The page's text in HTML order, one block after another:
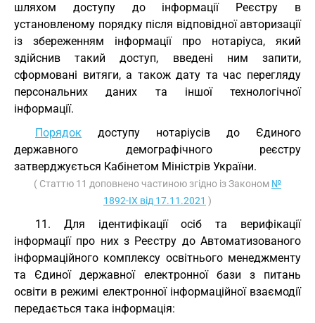
шляхом доступу до інформації Реєстру в
установленому порядку після відповідної авторизації
із збереженням інформації про нотаріуса, який
здійснив такий доступ, введені ним запити,
сформовані витяги, а також дату та час перегляду
персональних даних та іншої технологічної
інформації.
Порядок доступу нотаріусів до Єдиного
державного демографічного реєстру
затверджується Кабінетом Міністрів України.
( Статтю 11 доповнено частиною згідно із Законом №
1892-IX від 17.11.2021 )
11. Для ідентифікації осіб та верифікації
інформації про них з Реєстру до Автоматизованого
інформаційного комплексу освітнього менеджменту
та Єдиної державної електронної бази з питань
освіти в режимі електронної інформаційної взаємодії
передається така інформація: